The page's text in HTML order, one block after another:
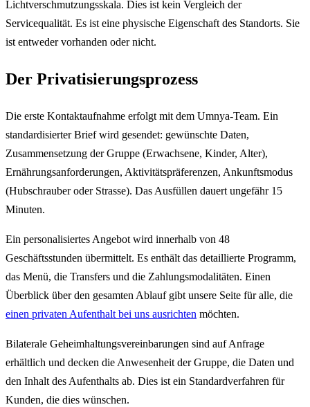
Lichtverschmutzungsskala. Dies ist kein Vergleich der
Servicequalität. Es ist eine physische Eigenschaft des Standorts. Sie
ist entweder vorhanden oder nicht.
Der Privatisierungsprozess
Die erste Kontaktaufnahme erfolgt mit dem Umnya-Team. Ein
standardisierter Brief wird gesendet: gewünschte Daten,
Zusammensetzung der Gruppe (Erwachsene, Kinder, Alter),
Ernährungsanforderungen, Aktivitätspräferenzen, Ankunftsmodus
(Hubschrauber oder Strasse). Das Ausfüllen dauert ungefähr 15
Minuten.
Ein personalisiertes Angebot wird innerhalb von 48
Geschäftsstunden übermittelt. Es enthält das detaillierte Programm,
das Menü, die Transfers und die Zahlungsmodalitäten. Einen
Überblick über den gesamten Ablauf gibt unsere Seite für alle, die
einen privaten Aufenthalt bei uns ausrichten möchten.
Bilaterale Geheimhaltungsvereinbarungen sind auf Anfrage
erhältlich und decken die Anwesenheit der Gruppe, die Daten und
den Inhalt des Aufenthalts ab. Dies ist ein Standardverfahren für
Kunden, die dies wünschen.